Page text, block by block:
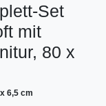
Set
mit
80 x
6,5 cm